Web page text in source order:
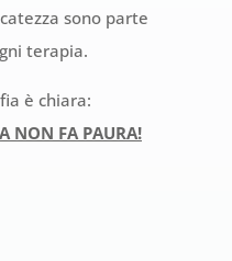
sono parte
terapia.
è chiara:
NON FA PAURA!